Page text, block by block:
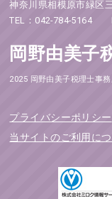
神奈川県相模原市緑区
TEL：042-784-5164
岡野由美子
2025 岡野由美子税理士事
プライバシーポリシー
当サイトのご利用に